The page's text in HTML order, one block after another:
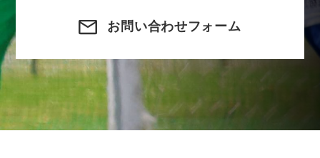
お問い合わせフォーム